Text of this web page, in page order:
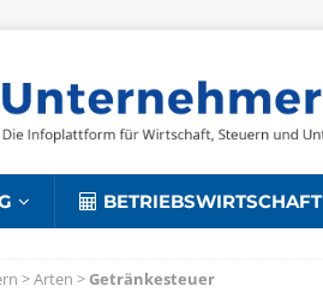
BETRIEBSWIRTSCHAFT
>Arten > Getränkesteuer